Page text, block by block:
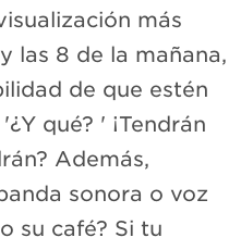
más
las 8 de la mañana,
de que estén
qué? ' ¡Tendrán
Además,
sonora o voz
su café? Si tu